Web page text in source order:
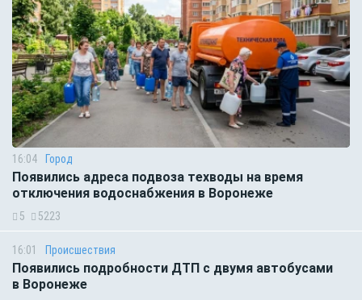
16:04 Город
Появились адреса подвоза техводы на время
отключения водоснабжения в Воронеже
5 5223
16:01 Происшествия
Появились подробности ДТП с двумя автобусами
в Воронеже